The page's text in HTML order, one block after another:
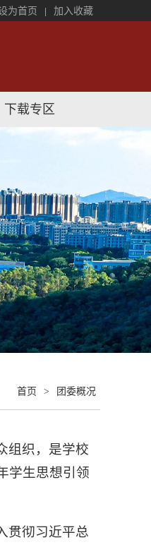
为首页 加入收藏
下载专区
首页 > 团委概况
组织，是学校
学生思想引领
贯彻习近平总